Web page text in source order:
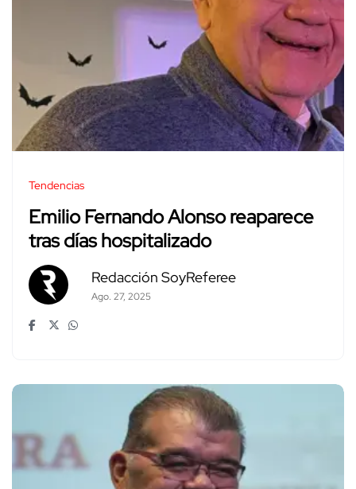
Tendencias
Emilio Fernando Alonso reaparece
tras días hospitalizado
Redacción SoyReferee
Ago. 27, 2025